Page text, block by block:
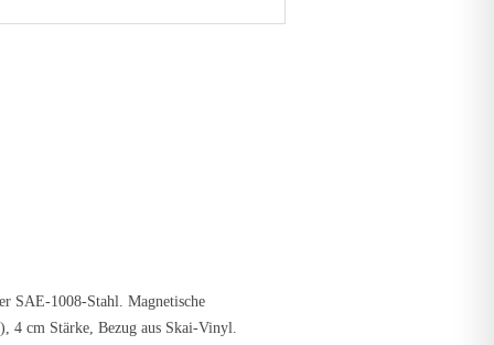
SAE-1008-Stahl. Magnetische
4 cm Stärke, Bezug aus Skai-Vinyl.